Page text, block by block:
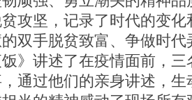
攻坚，记录了时代的变
双手脱贫致富、争做时
》讲述了在疫情面前，
通过他们的亲身讲述，